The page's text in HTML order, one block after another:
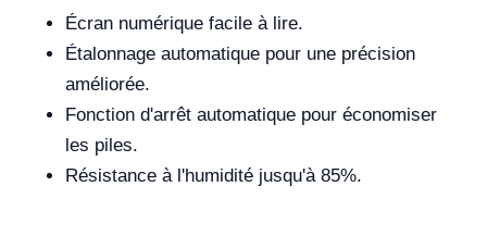
Écran numérique facile à lire.
Étalonnage automatique pour une précision
améliorée.
Fonction d'arrêt automatique pour économiser
les piles.
Résistance à l'humidité jusqu'à 85%.